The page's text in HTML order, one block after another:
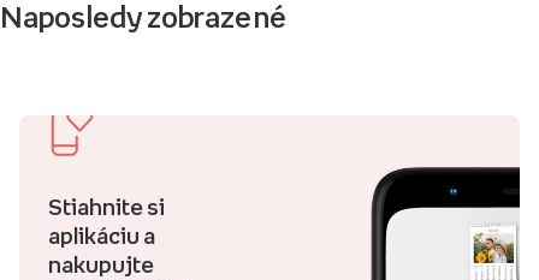
Naposledy zobrazené
Stiahnite si
aplikáciu a
nakupujte